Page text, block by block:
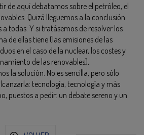
de aquí debatamos sobre el petróleo, el
Quizá lleguemos a la conclusión
a todas. Y si tratásemos de resolver los
de ellas tiene (las emisiones de las
en el caso de la nuclear, los costes y
de las renovables),
la solución. No es sencilla, pero sólo
tecnología, tecnología y más
puestos a pedir: un debate sereno y un